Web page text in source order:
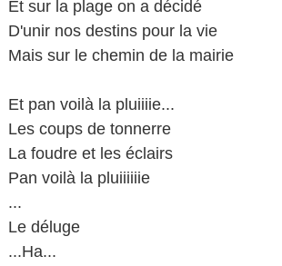
Et sur la plage on a décidé
D'unir nos destins pour la vie
Mais sur le chemin de la mairie
Et pan voilà la pluiiiie...
Les coups de tonnerre
La foudre et les éclairs
Pan voilà la pluiiiiiie
...
Le déluge
...Ha...